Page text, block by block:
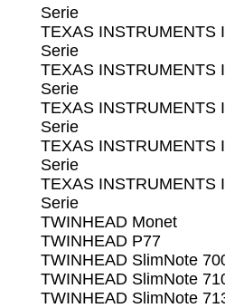
Serie
TEXAS INSTRUMENTS
Serie
TEXAS INSTRUMENTS
Serie
TEXAS INSTRUMENTS
Serie
TEXAS INSTRUMENTS
Serie
TEXAS INSTRUMENTS
Serie
TWINHEAD Monet
TWINHEAD P77
TWINHEAD SlimNote
TWINHEAD SlimNote
TWINHEAD SlimNote